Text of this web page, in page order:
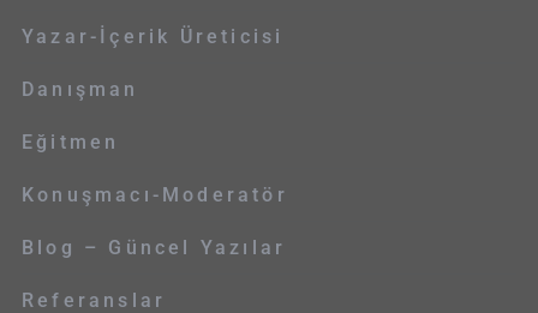
Yazar-İçerik Üreticisi
Danışman
Eğitmen
Konuşmacı-Moderatör
Blog – Güncel Yazılar
Referanslar